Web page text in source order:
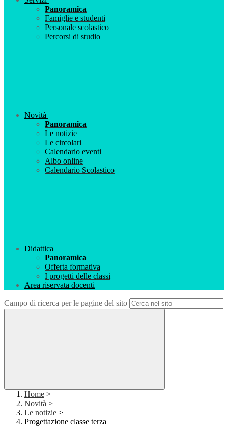
Panoramica
Famiglie e studenti
Personale scolastico
Percorsi di studio
Novità
Panoramica
Le notizie
Le circolari
Calendario eventi
Albo online
Calendario Scolastico
Didattica
Panoramica
Offerta formativa
I progetti delle classi
Area riservata docenti
Campo di ricerca per le pagine del sito
Home >
Novità >
Le notizie >
Progettazione classe terza